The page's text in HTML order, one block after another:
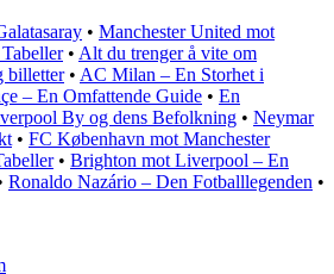
• Manchester United mot
• Alt du trenger å vite om
billetter• AC Milan – En Storhet i
– En Omfattende Guide • En
By og dens Befolkning • Neymar
• FC København mot Manchester
• Brighton mot Liverpool – En
Ronaldo Nazário – Den Fotballlegenden •